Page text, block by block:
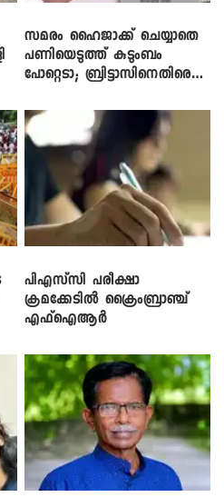
സമരം ഹൈജാക്ക് ചെയ്യാതെ
പണിയെടുത്ത് കുടുംബം
പോറ്റെടാ; ബ്രിട്ടാസിനെതിരെ
പിഎസ്‌സി പരീക്ഷാ
ക്രമക്കേ‌ടിൽ ക്രൈംബ്രാഞ്ച്
എഫ്ഐആർ